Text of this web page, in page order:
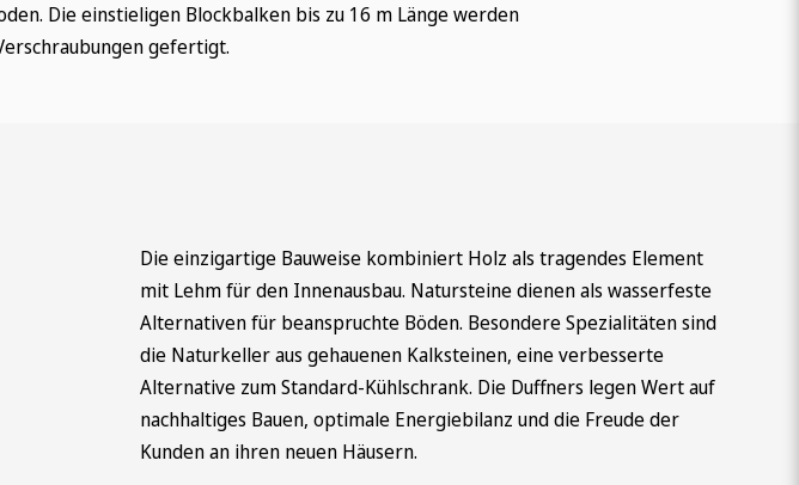
Die einstieligen Blockbalken bis zu 16 m Länge werden
gefertigt.
Die einzigartige Bauweise kombiniert Holz als tragendes Element
mit Lehm für den Innenausbau. Natursteine dienen als wasserfeste
Alternativen für beanspruchte Böden. Besondere Spezialitäten sind
die Naturkeller aus gehauenen Kalksteinen, eine verbesserte
Alternative zum Standard-Kühlschrank. Die Duffners legen Wert auf
nachhaltiges Bauen, optimale Energiebilanz und die Freude der
Kunden an ihren neuen Häusern.